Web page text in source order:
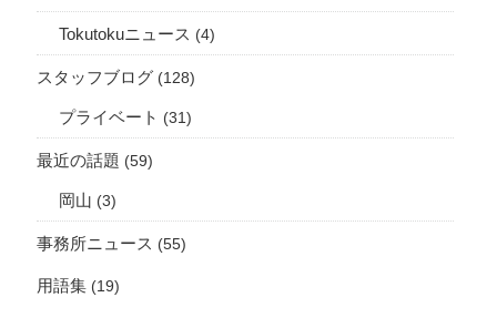
Tokutokuニュース (4)
スタッフブログ (128)
プライベート (31)
最近の話題 (59)
岡山 (3)
事務所ニュース (55)
用語集 (19)